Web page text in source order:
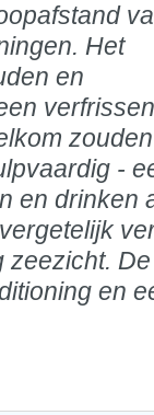
Het
en
-
en drinken
en